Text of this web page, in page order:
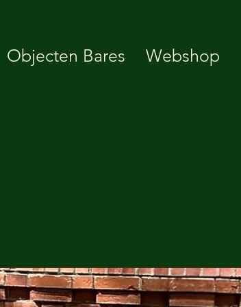
Objecten Bares Webshop